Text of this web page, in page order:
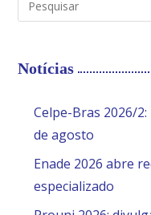
Notícias
Celpe-Bras 2026/
de agosto
Enade 2026 abre
especializado